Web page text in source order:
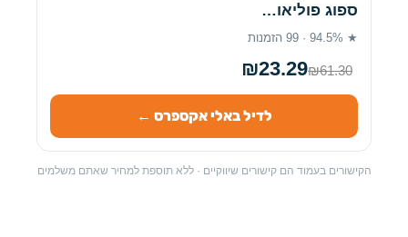
ספוג פוליאו…
★ 94.5% · 99 הזמנות
₪23.29₪61.30
לדיל באלי אקספרס ←
הקישורים בעמוד הם קישורים שיווקיים · ללא תוספת למחיר שאתם משלמים